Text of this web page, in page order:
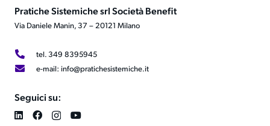
Pratiche Sistemiche srl Società Benefit
Via Daniele Manin, 37 – 20121 Milano
tel. 349 8395945
e-mail: info@pratichesistemiche.it
Seguici su: